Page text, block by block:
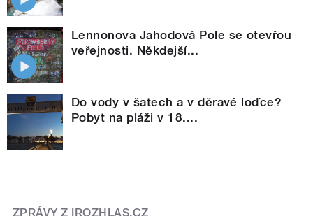
Lennonova Jahodová Pole se otevřou
veřejnosti. Někdejší...
Do vody v šatech a v děravé loďce?
Pobyt na pláži v 18....
ZPRÁVY Z IROZHLAS.CZ